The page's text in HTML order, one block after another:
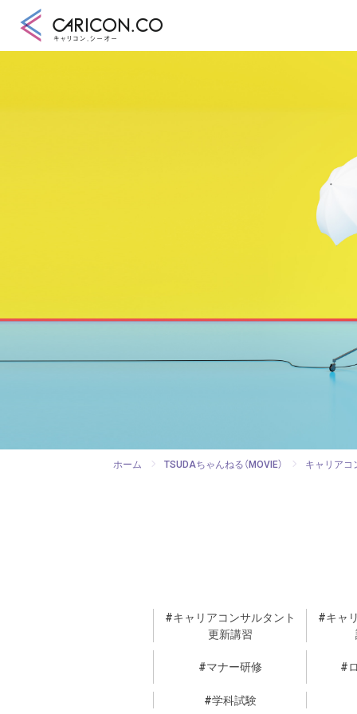
キャリアコンサ
ホーム TSUDAちゃんねる（MOVIE） キャリアコ
キャリアコンサルタント
更新講習
キャ
マナー研修
学科試験